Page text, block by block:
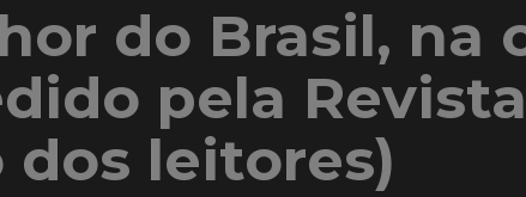
do Brasil, na
pela
leitores)